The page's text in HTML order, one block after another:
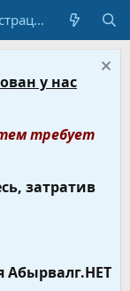
Регистрация
у нас
требует
затратив